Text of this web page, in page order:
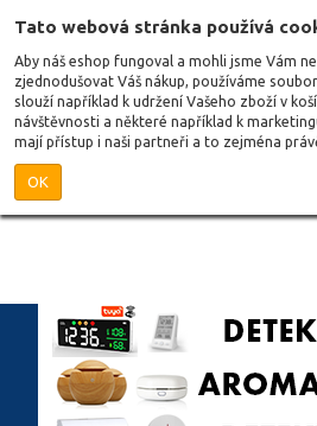
Tato webová stránka používá
Aby náš eshop fungoval a mohli jsme Vám
zjednodušovat Váš nákup, používáme
slouží například k udržení Vašeho zboží v
návštěvnosti a některé například k
mají přístup i naši partneři a to zejména
OK